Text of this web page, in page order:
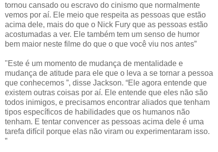
tornou cansado ou escravo do cinismo que normalmente
vemos por aí. Ele meio que respeita as pessoas que estão
acima dele, mais do que o Nick Fury que as pessoas estão
acostumadas a ver. Ele também tem um senso de humor
bem maior neste filme do que o que você viu nos antes”
"Este é um momento de mudança de mentalidade e
mudança de atitude para ele que o leva a se tornar a pessoa
que conhecemos ”, disse Jackson. “Ele agora entende que
existem outras coisas por aí. Ele entende que eles não são
todos inimigos, e precisamos encontrar aliados que tenham
tipos específicos de habilidades que os humanos não
tenham. E tentar convencer as pessoas acima dele é uma
tarefa difícil porque elas não viram ou experimentaram isso.
”